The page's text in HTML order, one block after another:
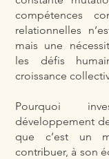
compétences
relationnelles
mais une
les défis
croissance
Pourquoi
développement
que c’est un
contribuer, à son